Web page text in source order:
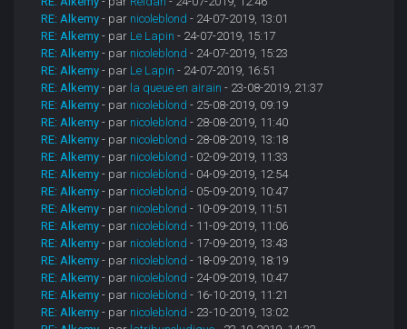
RE: Alkemy - par nicoleblond - 24-07-2019, 13:01
RE: Alkemy - par Le Lapin - 24-07-2019, 15:17
RE: Alkemy - par nicoleblond - 24-07-2019, 15:23
RE: Alkemy - par Le Lapin - 24-07-2019, 16:51
RE: Alkemy - par la queue en airain - 23-08-2019, 21:37
RE: Alkemy - par nicoleblond - 25-08-2019, 09:19
RE: Alkemy - par nicoleblond - 28-08-2019, 11:40
RE: Alkemy - par nicoleblond - 28-08-2019, 13:18
RE: Alkemy - par nicoleblond - 02-09-2019, 11:33
RE: Alkemy - par nicoleblond - 04-09-2019, 12:54
RE: Alkemy - par nicoleblond - 05-09-2019, 10:47
RE: Alkemy - par nicoleblond - 10-09-2019, 11:51
RE: Alkemy - par nicoleblond - 11-09-2019, 11:06
RE: Alkemy - par nicoleblond - 17-09-2019, 13:43
RE: Alkemy - par nicoleblond - 18-09-2019, 18:19
RE: Alkemy - par nicoleblond - 24-09-2019, 10:47
RE: Alkemy - par nicoleblond - 16-10-2019, 11:21
RE: Alkemy - par nicoleblond - 23-10-2019, 13:02